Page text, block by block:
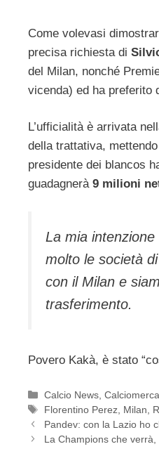
Come volevasi
precisa richiesta di
del Milan, nonché
vicenda) ed ha preferito
L’ufficialità è arrivata
della trattativa,
presidente dei blancos
guadagnerà9 milioni
La mia
molto le società
con il Milan e
trasferimento.
Povero Kakà, è stato
Categorie
Calcio News ,
Tag
Florentino Perez Milan
Pandev: con la Lazio ho
La Champions che